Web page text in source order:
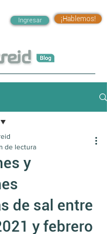
¡Hablemos!
Ingresar
y
de sal entre
y febrero
de lectura